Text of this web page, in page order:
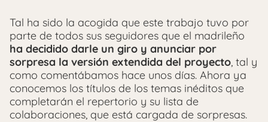
Tal ha sido la acogida que este trabajo tuvo por
parte de todos sus seguidores que el madrileño
ha decidido darle un giro y anunciar por
sorpresa la versión extendida del proyecto, tal y
como comentábamos hace unos días. Ahora ya
conocemos los títulos de los temas inéditos que
completarán el repertorio y su lista de
colaboraciones, que está cargada de sorpresas.